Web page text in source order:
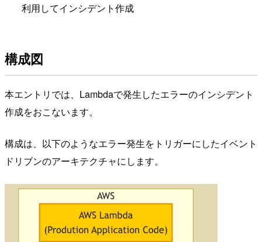
利用してインシデント作成
構成図
本エントリでは、Lambdaで発生したエラーのインシデント
作成をおこないます。
構成は、以下のようなエラー発生をトリガーにしたイベント
ドリブンのアーキテクチャにします。